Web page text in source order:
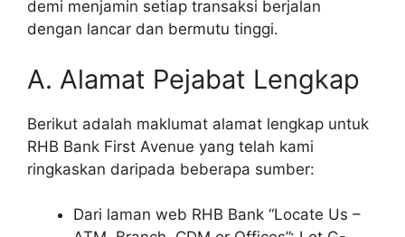
demi menjamin setiap transaksi berjalan
dengan lancar dan bermutu tinggi.
A. Alamat Pejabat Lengkap
Berikut adalah maklumat alamat lengkap untuk
RHB Bank First Avenue yang telah kami
ringkaskan daripada beberapa sumber:
Dari laman web RHB Bank “Locate Us –